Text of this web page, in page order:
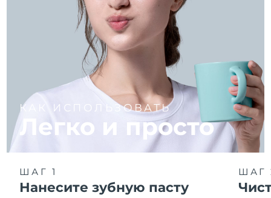
КАК ИСПОЛЬЗОВАТЬ
Легко и просто
ШАГ 1
Нанесите зубную пасту
ШАГ